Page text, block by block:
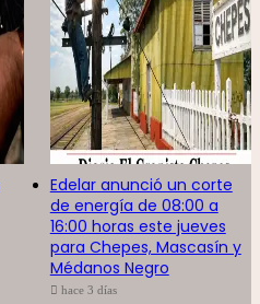
Edelar anunció un corte
de energía de 08:00 a
16:00 horas este jueves
para Chepes, Mascasín y
Médanos Negro
hace 3 días